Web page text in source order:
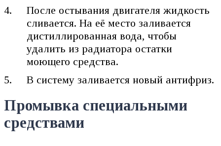
После остывания двигателя жидкость
сливается. На её место заливается
дистиллированная вода, чтобы
удалить из радиатора остатки
моющего средства.
В систему заливается новый антифриз.
Промывка специальными
средствами